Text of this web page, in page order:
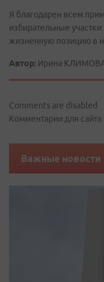
Я благодарен всем
избирательные
жизненную позицию в
Автор: Ирина
Comments are disabled
Комментарии для сайта
Важные новости